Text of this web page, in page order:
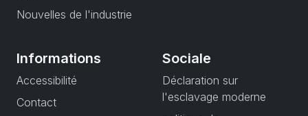
Nouvelles de l'industrie
Informations
Accessibilité
Contact
Sociale
Déclaration sur
l'esclavage moderne